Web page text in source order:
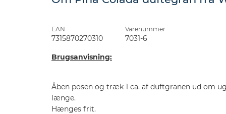
EAN
7315870270310
Varenummer
7031-6
Brugsanvisning:
Åben posen og træk 1 ca. af duftgranen ud om
længe.
Hænges frit.